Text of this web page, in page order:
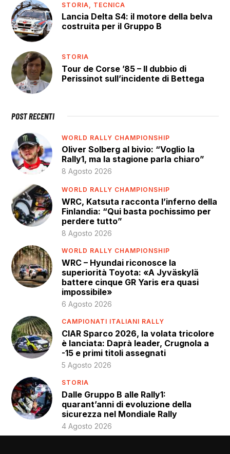
STORIA, TECNICA
Lancia Delta S4: il motore della belva
costruita per il Gruppo B
STORIA
Tour de Corse ’85 – Il dubbio di
Perissinot sull’incidente di Bettega
POST RECENTI
WORLD RALLY CHAMPIONSHIP
Oliver Solberg al bivio: “Voglio la
Rally1, ma la stagione parla chiaro”
8 Agosto 2026
WORLD RALLY CHAMPIONSHIP
WRC, Katsuta racconta l’inferno della
Finlandia: “Qui basta pochissimo per
perdere tutto”
8 Agosto 2026
WORLD RALLY CHAMPIONSHIP
WRC – Hyundai riconosce la
superiorità Toyota: «A Jyväskylä
battere cinque GR Yaris era quasi
impossibile»
6 Agosto 2026
CAMPIONATI ITALIANI RALLY
CIAR Sparco 2026, la volata tricolore
è lanciata: Daprà leader, Crugnola a
-15 e primi titoli assegnati
5 Agosto 2026
STORIA
Dalle Gruppo B alle Rally1:
quarant’anni di evoluzione della
sicurezza nel Mondiale Rally
4 Agosto 2026